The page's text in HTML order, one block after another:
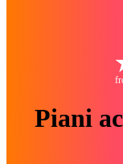
Piani